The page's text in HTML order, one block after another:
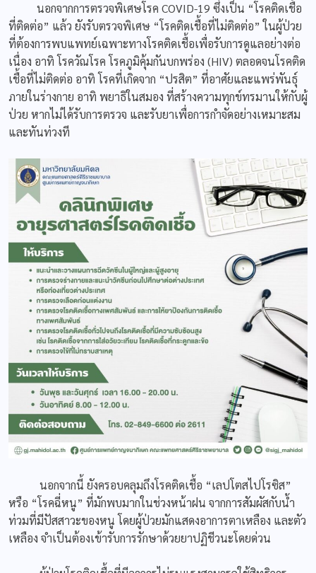
นอกจากการตรวจพิเศษโรค COVID-19 ซึ่งเป็น “โรคติดเชื้อ
ที่ติดต่อ” แล้ว ยังรับตรวจพิเศษ “โรคติดเชื้อที่ไม่ติดต่อ” ในผู้ป่วย
ที่ต้องการพบแพทย์เฉพาะทางโรคติดเชื้อเพื่อรับการดูแลอย่างต่อ
เนื่อง อาทิ โรควัณโรค โรคภูมิคุ้มกันบกพร่อง (HIV) ตลอดจนโรคติด
เชื้อที่ไม่ติดต่อ อาทิ โรคที่เกิดจาก “ปรสิต” ที่อาศัยและแพร่พันธุ์
ภายในร่างกาย อาทิ พยาธิในสมอง ที่สร้างความทุกข์ทรมานให้กับผู้
ป่วย หากไม่ได้รับการตรวจ และรับยาเพื่อการกำจัดอย่างเหมาะสม
และทันท่วงที
นอกจากนี้ ยังครอบคลุมถึงโรคติดเชื้อ “เลปโตสไปโรซิส”
หรือ “โรคฉี่หนู” ที่มักพบมากในช่วงหน้าฝน จากการสัมผัสกับน้ำ
ท่วมที่มีปัสสาวะของหนู โดยผู้ป่วยมักแสดงอาการตาเหลือง และตัว
เหลือง จำเป็นต้องเข้ารับการรักษาด้วยยาปฏิชีวนะโดยด่วน